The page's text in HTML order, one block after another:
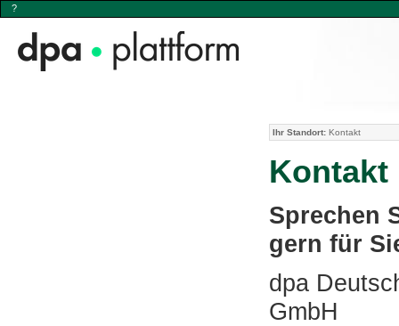
?
Ihr Standort: Kontakt
Kontakt
Sprechen
gern für
dpa
GmbH